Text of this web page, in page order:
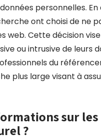
personnelles.
ont choisi de ne
web. Cette décision
ou intrusive de leurs
du
plus large visant à
sur les
?